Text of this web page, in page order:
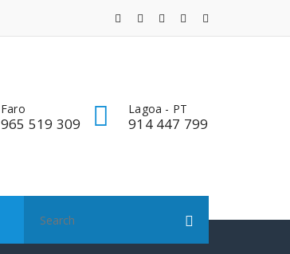
Faro
965 519 309
Lagoa - PT
914 447 799
for: